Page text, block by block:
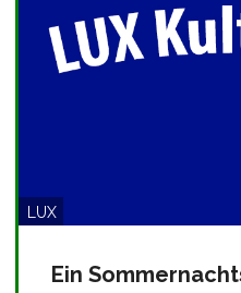
LUX
Ein